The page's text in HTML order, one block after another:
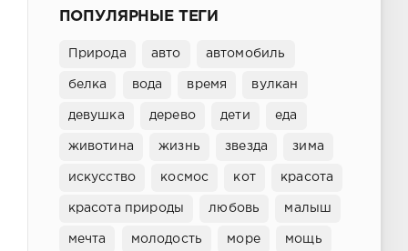
ПОПУЛЯРНЫЕ ТЕГИ
Природа авто автомобиль
белка вода время вулкан
девушка дерево дети еда
животина жизнь звезда зима
искусство космос кот красота
красота природы любовь малыш
мечта молодость море мощь